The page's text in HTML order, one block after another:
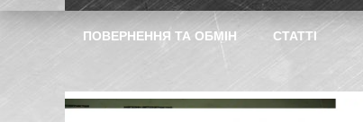
ПОВЕРНЕННЯ ТА ОБМІН СТАТТІ